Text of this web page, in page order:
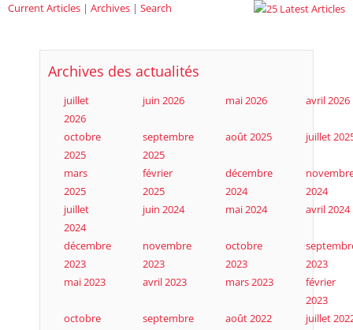
Current Articles | Archives | Search
Archives des actualités
juillet
2026
juin 2026 mai 2026 avril 2026
octobre
2025
septembre
2025
août 2025 juillet
mars
2025
février
2025
décembre
2024
2024
juillet
2024
juin 2024 mai 2024 avril 2024
décembre
2023
novembre
2023
octobre
2023
2023
mai 2023
avril 2023 mars 2023
février
2023
octobre
septembre
août 2022 juillet